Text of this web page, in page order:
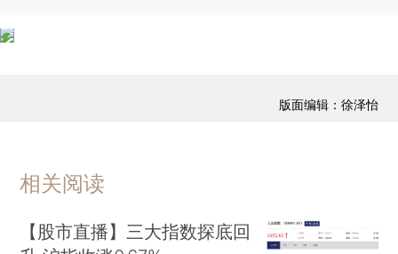
版面编辑：徐泽怡
相关阅读
【股市直播】三大指数探底回